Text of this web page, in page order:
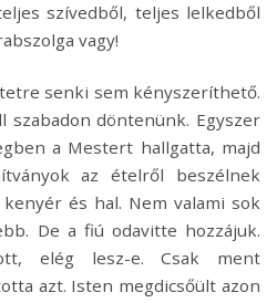
szívedből, teljes lelkedből
vagy!
senki sem kényszeríthető.
döntenünk. Egyszer
a Mestert hallgatta, majd
az ételről beszélnek
és hal. Nem valami sok
De a fiú odavitte hozzájuk.
elég lesz-e. Csak ment
azt. Isten megdicsőült azon